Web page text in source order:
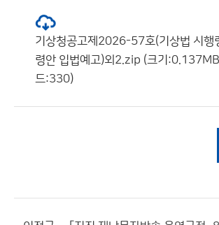
기상청공고제2026-57호(기상법 시행
령안 입법예고)외2.zip (크기
드:330)